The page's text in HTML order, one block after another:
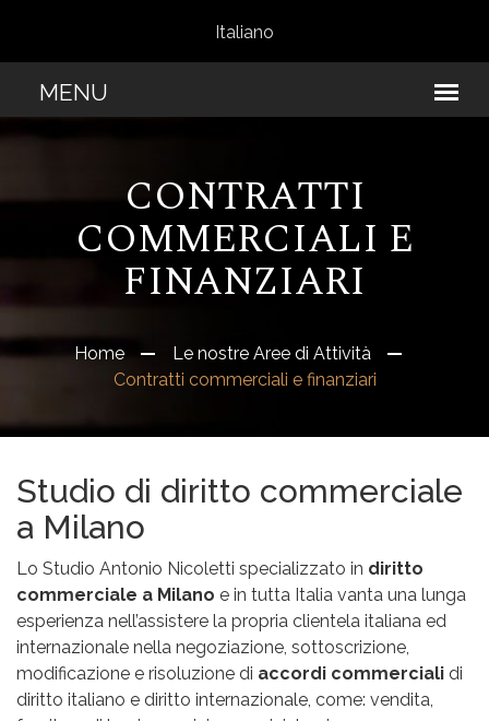
Italiano
CONTRATTI
COMMERCIALI E
FINANZIARI
Home
Le nostre Aree di Attività
Contratti commerciali e finanziari
Studio di diritto commerciale
a Milano
Lo Studio Antonio Nicoletti specializzato in diritto
commerciale a Milano e in tutta Italia vanta una lunga
esperienza nell’assistere la propria clientela italiana ed
internazionale nella negoziazione, sottoscrizione,
modificazione e risoluzione di accordi commerciali di
diritto italiano e diritto internazionale, come: vendita,